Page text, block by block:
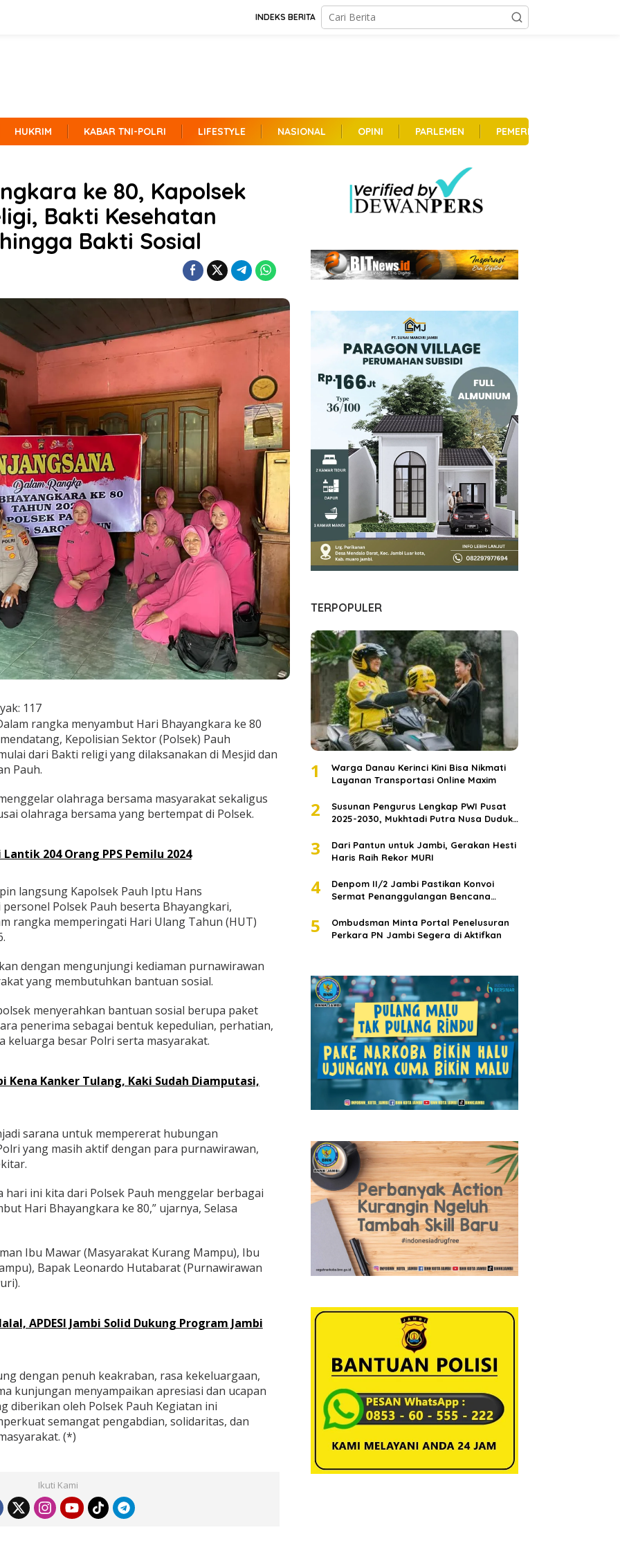
INDEKS BERITA
HUKRIM KABAR TNI-POLRI LIFESTYLE NASIONAL OPINI PARLEMEN PEMERINTAHAN
ke 80, Kapolsek
Bakti Kesehatan
Bakti Sosial
117
rangka menyambut Hari Bhayangkara ke 80
Kepolisian Sektor (Polsek) Pauh
dari Bakti religi yang dilaksanakan di Mesjid dan
Pauh.
olahraga bersama masyarakat sekaligus
olahraga bersama yang bertempat di Polsek.
Lantik 204 Orang PPS Pemilu 2024
langsung Kapolsek Pauh Iptu Hans
Polsek Pauh beserta Bhayangkari,
rangka memperingati Hari Ulang Tahun (HUT)
dengan mengunjungi kediaman purnawirawan
yang membutuhkan bantuan sosial.
menyerahkan bantuan sosial berupa paket
penerima sebagai bentuk kepedulian, perhatian,
keluarga besar Polri serta masyarakat.
Kena Kanker Tulang, Kaki Sudah Diamputasi,
sarana untuk mempererat hubungan
yang masih aktif dengan para purnawirawan,
hari ini kita dari Polsek Pauh menggelar berbagai
Hari Bhayangkara ke 80,” ujarnya, Selasa
Ibu Mawar (Masyarakat Kurang Mampu), Ibu
Bapak Leonardo Hutabarat (Purnawirawan
APDESI Jambi Solid Dukung Program Jambi
dengan penuh keakraban, rasa kekeluargaan,
kunjungan menyampaikan apresiasi dan ucapan
diberikan oleh Polsek Pauh Kegiatan ini
semangat pengabdian, solidaritas, dan
(*)
Ikuti Kami
TERPOPULER
1
Warga Danau Kerinci Kini Bisa Nikmati
Layanan Transportasi Online Maxim
2
Susunan Pengurus Lengkap PWI Pusat
2025-2030, Mukhtadi Putra Nusa Duduki
3
Dari Pantun untuk Jambi, Gerakan Hesti
Haris Raih Rekor MURI
4
Denpom II/2 Jambi Pastikan Konvoi
Sermat Penanggulangan Bencana
5
Ombudsman Minta Portal Penelusuran
Perkara PN Jambi Segera di Aktifkan